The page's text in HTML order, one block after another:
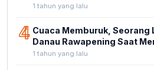
1 tahun yang lalu
4 Cuaca Memburuk, Seorang
Danau Rawapening Saat
1 tahun yang lalu